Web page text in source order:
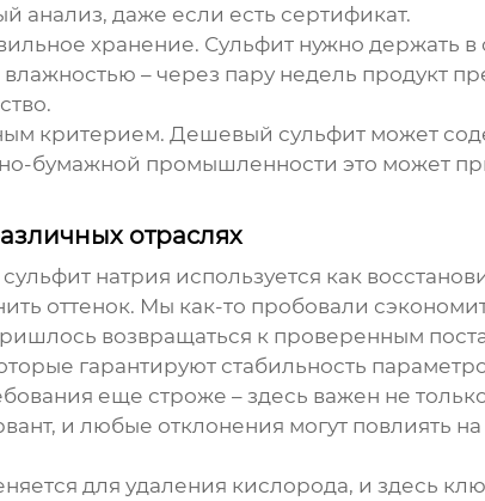
анализ, даже если есть сертификат.
хранение. Сульфит нужно держать в
– через пару недель продукт
критерием. Дешевый сульфит может
бумажной промышленности это может
отраслях
натрия используется как
оттенок. Мы как-то пробовали
возвращаться к проверенным
гарантируют стабильность
еще строже – здесь важен не
и любые отклонения могут повлиять
для удаления кислорода, и здесь